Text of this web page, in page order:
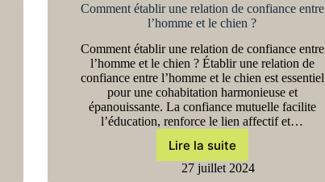
Comment établir une relation de confiance entre
l’homme et le chien ?
Comment établir une relation de confiance entre
l’homme et le chien ? Établir une relation de
confiance entre l’homme et le chien est essentiel
pour une cohabitation harmonieuse et
épanouissante. La confiance mutuelle facilite
l’éducation, renforce le lien affectif et…
Lire la suite
27 juillet 2024